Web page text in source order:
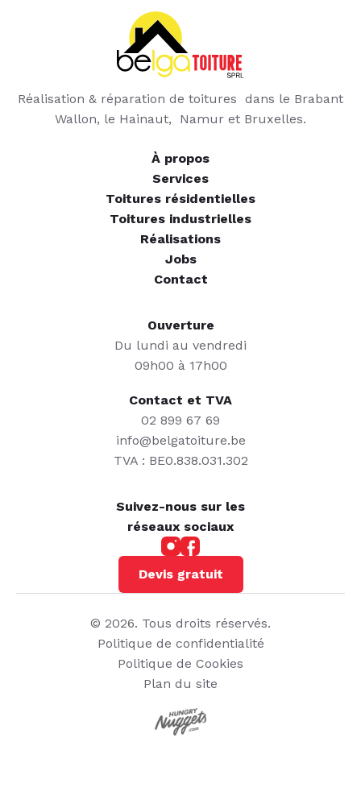
Réalisation & réparation de toitures dans le Brabant
Wallon, le Hainaut, Namur et Bruxelles.
À propos
Services
Toitures résidentielles
Toitures industrielles
Réalisations
Jobs
Contact
Ouverture
Du lundi au vendredi
09h00 à 17h00
Contact et TVA
02 899 67 69
info@belgatoiture.be
TVA : BE0.838.031.302
Suivez-nous sur les
réseaux sociaux
Devis gratuit
© 2026. Tous droits réservés.
Politique de confidentialité
Politique de Cookies
Plan du site